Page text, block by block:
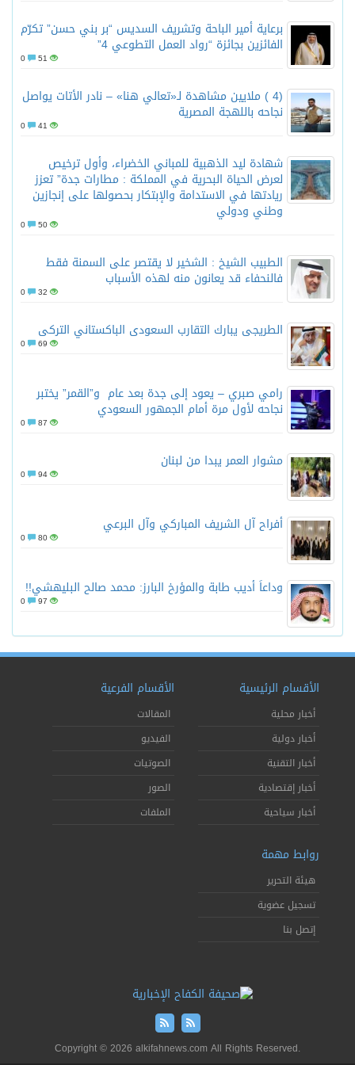
برعاية أمير الباحة وتشريف السديس “بر بني حسن” تكرّم
الفائزين بجائزة “رواد العمل التطوعي 4”
51
(4 ) ملايين مشاهدة لـ«تعالي هنا» – نادر الأتات يواصل
نجاحه باللهجة المصرية
41
شهادة ليد الذهبية للمباني الخضراء، وأول ترخيص
لعرض الحياة البحرية في المملكة : مطارات جدة” تعزز
ريادتها في الاستدامة والإبتكار بحصولها على إنجازين
وطني ودولي
50
الطبيب الشيخ : الشخير لا يقتصر على السمنة فقط
فالنحفاء قد يعانون منه لهذه الأسباب
32
الطريجى يبارك التقارب السعودى الباكستاني التركى
69
رامي صبري – يعود إلى جدة بعد عام و”القمر” يختبر
نجاحه لأول مرة أمام الجمهور السعودي
87
مشوار العمر يبدا من لبنان
94
أفراح آل الشريف المباركي وآل البرعي
80
وداعاً أديب طابة والمؤرخ البارز: محمد صالح البليهشي!!
97
الأقسام الرئيسية
أخبار محلية
أخبار دولية
أخبار التقنية
أخبار إقتصادية
أخبار سياحية
الأقسام الفرعية
المقالات
الفيديو
الصوتيات
الصور
الملفات
روابط مهمة
هيئة التحرير
تسجيل عضوية
إتصل بنا
Copyright © 2026 alkifahnews.com All Rights Reserved.